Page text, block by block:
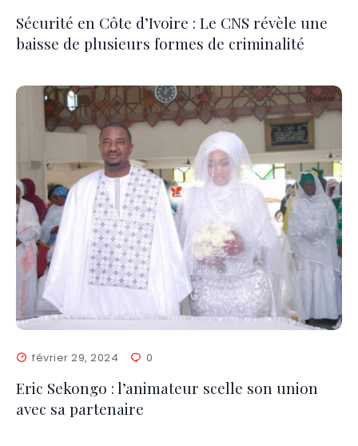
Sécurité en Côte d’Ivoire : Le CNS révèle une
baisse de plusieurs formes de criminalité
février 29, 2024 0
Eric Sekongo : l’animateur scelle son union
avec sa partenaire